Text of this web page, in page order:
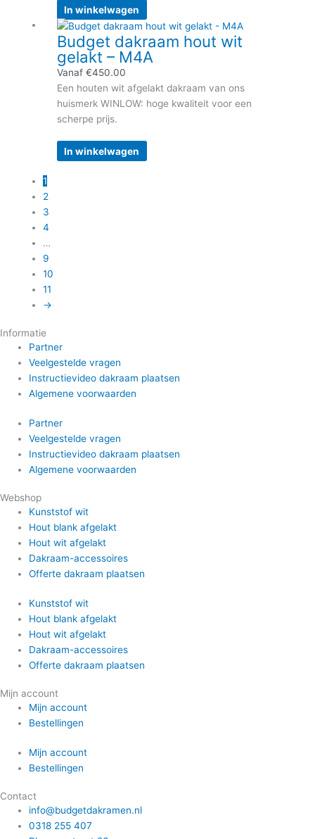
In winkelwagen
gekozen
worden
op
de
productpagina
Budget dakraam hout wit
gelakt – M4A
Vanaf€450.00
Een houten wit afgelakt dakraam van ons
huismerk WINLOW: hoge kwaliteit voor een
scherpe prijs.
In winkelwagen
Dit
product
heeft
meerdere
variaties.
Deze
optie
gekozen
worden
1
2
3
4
…
9
10
11
→
Informatie
Partner
Veelgestelde vragen
Instructievideo dakraam plaatsen
Algemene voorwaarden
Partner
Veelgestelde vragen
Instructievideo dakraam plaatsen
Algemene voorwaarden
Webshop
Kunststof wit
Hout blank afgelakt
Hout wit afgelakt
Dakraam-accessoires
Offerte dakraam plaatsen
Kunststof wit
Hout blank afgelakt
Hout wit afgelakt
Dakraam-accessoires
Offerte dakraam plaatsen
Mijn account
Mijn account
Bestellingen
Mijn account
Bestellingen
Contact
info@budgetdakramen.nl
0318 255 407